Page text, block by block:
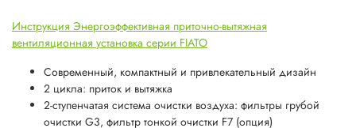
Инструкция Энергоэффективная приточно-вытяжная
вентиляционная установка серии FIATO
Современный, компактный и привлекательный дизайн
2 цикла: приток и вытяжка
2-ступенчатая система очистки воздуха: фильтры грубой
очистки G3, фильтр тонкой очистки F7 (опция)